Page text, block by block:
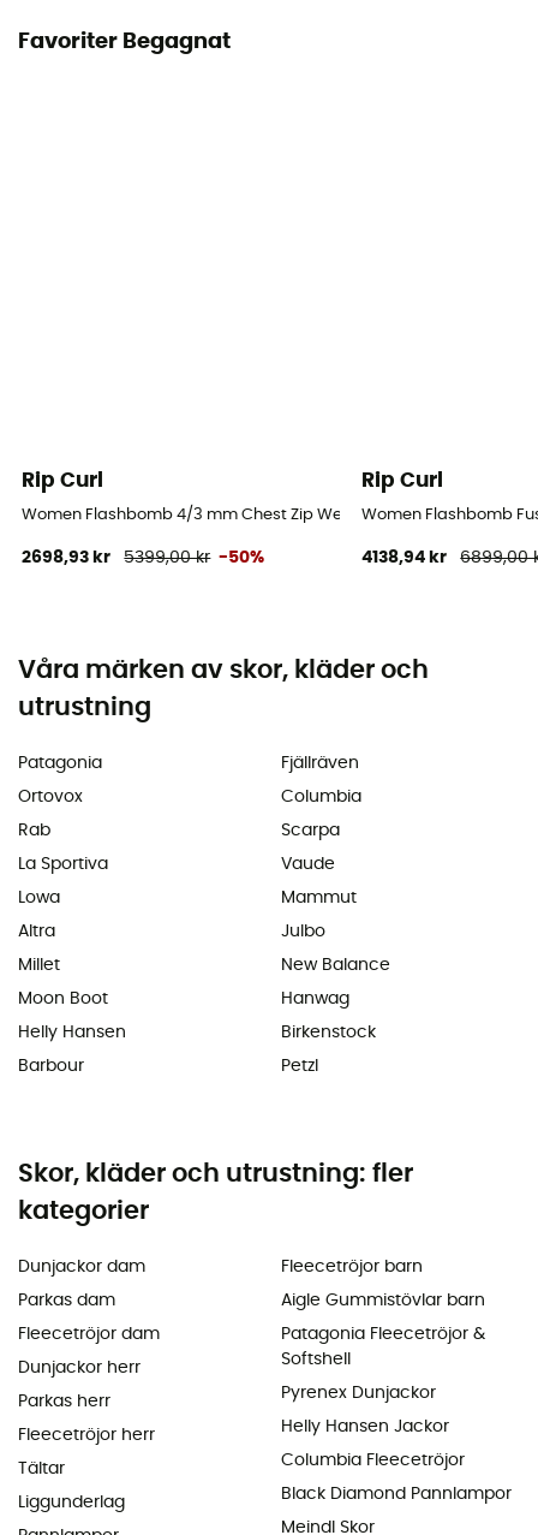
Favoriter Begagnat
Rip Curl
Women Flashbomb 4/3 mm Chest Zip Wetsuit - Våtdräkt för
2698,93 kr 5399,00 kr -50%
Rip Curl
Women Flashbomb
4138,94 kr 6899,00
Våra märken av skor, kläder och
utrustning
Patagonia
Ortovox
Rab
La Sportiva
Lowa
Altra
Millet
Moon Boot
Helly Hansen
Barbour
Fjällräven
Columbia
Scarpa
Vaude
Mammut
Julbo
New Balance
Hanwag
Birkenstock
Petzl
Skor, kläder och utrustning: fler
kategorier
Dunjackor dam
Parkas dam
Fleecetröjor dam
Dunjackor herr
Parkas herr
Fleecetröjor herr
Tältar
Liggunderlag
Fleecetröjor barn
Aigle Gummistövlar barn
Patagonia Fleecetröjor &
Softshell
Pyrenex Dunjackor
Helly Hansen Jackor
Columbia Fleecetröjor
Black Diamond Pannlampor
Meindl Skor